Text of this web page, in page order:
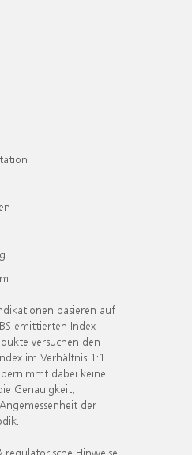
basieren auf
emittierten Index-
versuchen den
im Verhältnis 1:1
dabei keine
Genauigkeit,
der